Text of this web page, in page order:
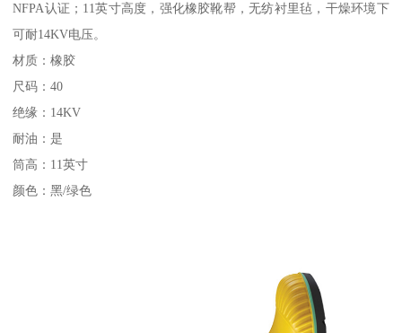
NFPA认证；11英寸高度，强化橡胶靴帮，无纺衬里毡，干燥环境下
可耐14KV电压。
材质：橡胶
尺码：40
绝缘：14KV
耐油：是
筒高：11英寸
颜色：黑/绿色